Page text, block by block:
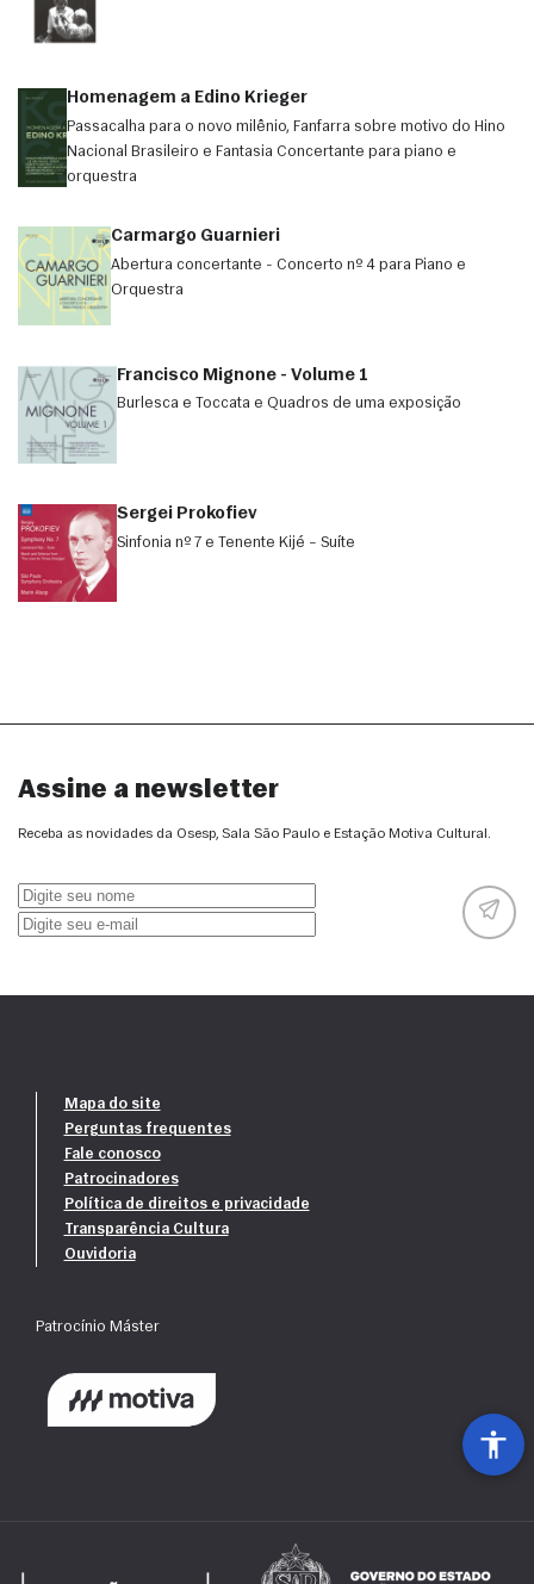
Homenagem a Edino Krieger
Passacalha para o novo milênio, Fanfarra sobre motivo do Hino
Nacional Brasileiro e Fantasia Concertante para piano e
orquestra
Carmargo Guarnieri
Abertura concertante - Concerto nº 4 para Piano e
Orquestra
Francisco Mignone - Volume 1
Burlesca e Toccata e Quadros de uma exposição
Sergei Prokofiev
Sinfonia nº 7 e Tenente Kijé – Suíte
Assine a newsletter
Receba as novidades da Osesp, Sala São Paulo e Estação Motiva Cultural.
Mapa do site
Perguntas frequentes
Fale conosco
Patrocinadores
Política de direitos e privacidade
Transparência Cultura
Ouvidoria
Patrocínio Máster